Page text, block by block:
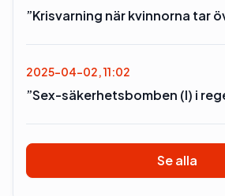
”Krisvarning när kvinnorna tar
2025-04-02, 11:02
”Sex-säkerhetsbomben (l) i
Se alla